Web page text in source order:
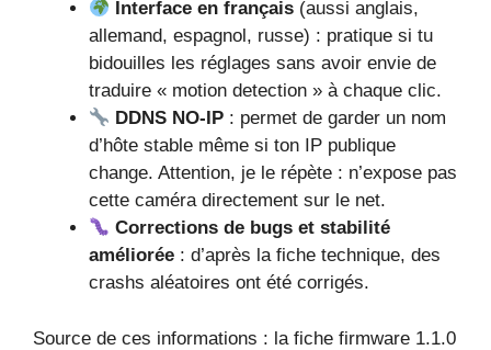
Interface en français (aussi anglais,
allemand, espagnol, russe) : pratique si tu
bidouilles les réglages sans avoir envie de
traduire « motion detection » à chaque clic.
DDNS NO-IP : permet de garder un nom
d’hôte stable même si ton IP publique
change. Attention, je le répète : n’expose pas
cette caméra directement sur le net.
Corrections de bugs et stabilité
améliorée : d’après la fiche technique, des
crashs aléatoires ont été corrigés.
Source de ces informations : la fiche firmware 1.1.0